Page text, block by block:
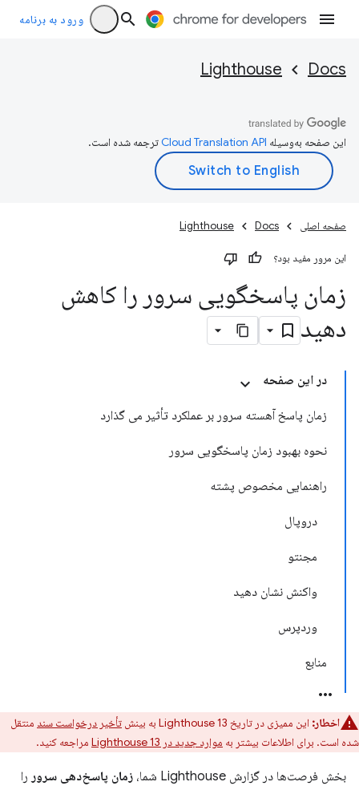
ورود به برنامه
Docs
Lighthouse
این صفحه به‌وسیله ترجمه شده است.
صفحه اصلی Docs
Lighthouse
این مرور مفید بود؟
زمان پاسخگویی سرور را کاهش
دهید
در این صفحه
زمان پاسخ آهسته سرور بر عملکرد تأثیر می گذارد
نحوه بهبود زمان پاسخگویی سرور
راهنمایی مخصوص پشته
دروپال
مجنتو
واکنش نشان دهید
وردپرس
منابع
اخطار: این ممیزی در تاریخ Lighthouse 13 به بینش تأخیر درخواست سند منتقل
شده است. برای اطلاعات بیشتر به موارد جدید در Lighthouse 13 مراجعه کنید.
بخش فرصت‌ها در گزارش Lighthouse شما، زمان پاسخ‌دهی سرور را